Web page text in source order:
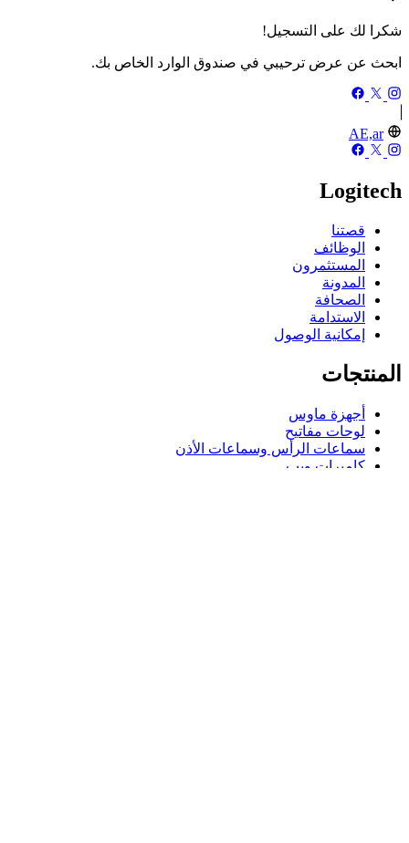
شكرا لك على التسجيل!
ابحث عن عرض ترحيبي في صندوق الوارد الخاص بك.
AE,ar
Logitech
قصتنا
الوظائف
المستثمرون
المدونة
الصحافة
الاستدامة
إمكانية الوصول
المنتجات
أجهزة ماوس
لوحات مفاتيح
سماعات الرأس وسماعات الأذن
كاميرات ويب